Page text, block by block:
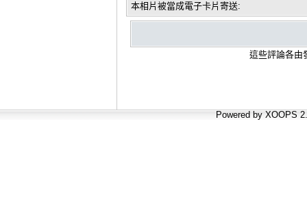
本相片被當成電子卡片寄送:
這些評論各由
Powered by XOOPS